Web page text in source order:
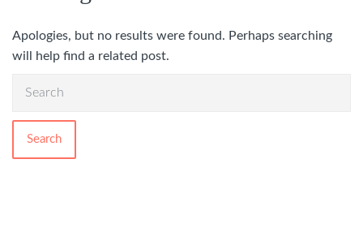
Apologies, but no results were found. Perhaps searching
will help find a related post.
Search